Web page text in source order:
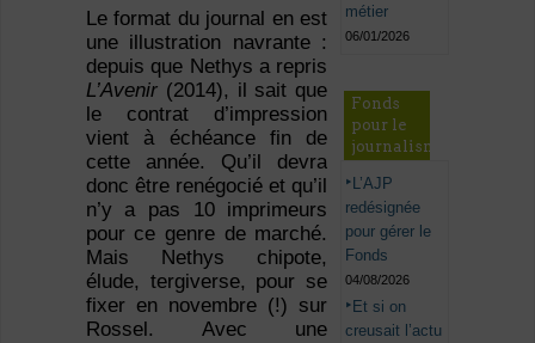
Le format du journal en est
une illustration navrante :
depuis que Nethys a repris
L’Avenir(2014), il sait que
le contrat d’impression
vient à échéance fin de
cette année. Qu’il devra
donc être renégocié et qu’il
n’y a pas 10 imprimeurs
pour ce genre de marché.
Mais Nethys chipote,
élude, tergiverse, pour se
fixer en novembre (!) sur
Rossel. Avec une
métier
06/01/2026
Fonds
pour le
journalisme
L’AJP
redésignée
pour gérer le
Fonds
04/08/2026
Et si on
creusait l’actu